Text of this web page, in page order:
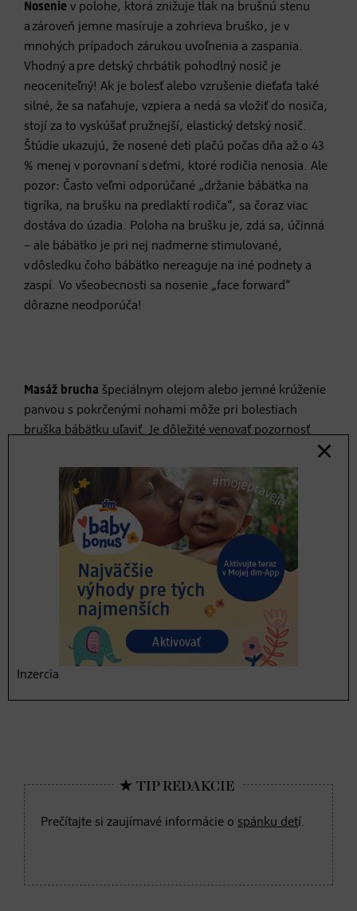
Nosenie v polohe, ktorá znižuje tlak na brušnú stenu
a zároveň jemne masíruje a zohrieva bruško, je v
mnohých prípadoch zárukou uvoľnenia a zaspania.
Vhodný a pre detský chrbátik pohodlný nosič je
neoceniteľný! Ak je bolesť alebo vzrušenie dieťaťa také
silné, že sa naťahuje, vzpiera a nedá sa vložiť do nosiča,
stojí za to vyskúšať pružnejší, elastický detský nosič.
Štúdie ukazujú, že nosené deti plačú počas dňa až o 43
% menej v porovnaní s deťmi, ktoré rodičia nenosia. Ale
pozor: Často veľmi odporúčané „držanie bábätka na
tigríka, na brušku na predlaktí rodiča“, sa čoraz viac
dostáva do úzadia. Poloha na brušku je, zdá sa, účinná
– ale bábätko je pri nej nadmerne stimulované,
v dôsledku čoho bábätko nereaguje na iné podnety a
zaspí. Vo všeobecnosti sa nosenie „face forward“
dôrazne neodporúča!
Masáž brucha špeciálnym olejom alebo jemné krúženie
panvou s pokrčenými nohami môže pri bolestiach
bruška bábätku uľaviť. Je dôležité venovať pozornosť
masírovanie pozdáva. Niekedy stačí len dotyk a
zahrievanie nožičiek. Kopkanie pod ohrievacou lampou
uľahčuje deťom vyprázdňovanie. Dieťa je možné držať aj
v skrčenej, podopretej polohe nad nočníkom alebo
prebaľovacou podložkou. Táto poloha podporuje
vylučovanie a uvoľňuje napätú brušnú stenu.
Aby bábätko nemalo počas večera príliš veľa podnetov,
rodičia by mu mali zabezpečiť dostatok príležitostí
pospať si počas dňa. V teple a bezpečí, nasýtené a
unavené - to je najlepší recept, ako bábätko najlepšie
Prečítajte si zaujímavé informácie o spánku detí.
Inzercia